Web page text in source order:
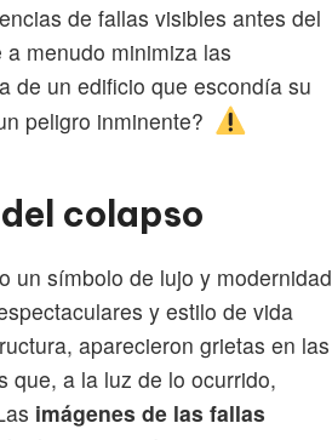
de fallas visibles antes del
menudo minimiza las
de un edificio que escondía su
peligro inminente?
colapso
un símbolo de lujo y modernidad
y estilo de vida
aparecieron grietas en las
que, a la luz de lo ocurrido,
imágenes de las fallas